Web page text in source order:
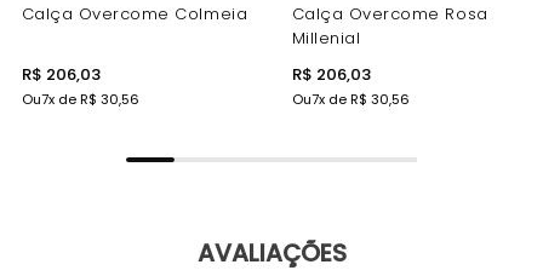
Calça Overcome Colmeia
R$ 206,03
Ou7x deR$ 30,56
Calça Overcome Rosa
Millenial
R$ 206,03
Ou7x deR$ 30,56
AVALIAÇÕES